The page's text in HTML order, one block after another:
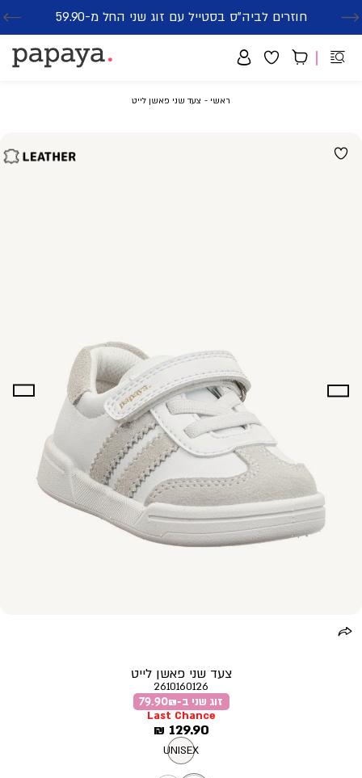
משלוח חינם בקנייה מעל 299₪ | זמני אספקה עד 5 ימי עסקים
חוזרים לביה"ס בסטייל עם זוג שני החל מ-59.90
סנדלים-הזדמנות אחרונה-החל מ-79.90
ראשי ראשי
צעד שני פאשן לייטצעד
צעד שני פאשן לייט
2610160126
זוג שני ב-79.90₪
Last Chance
מחיר
מוצר
129.90 ₪
UNISEX